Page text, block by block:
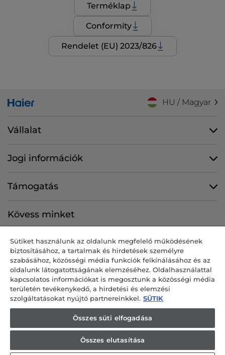
Terméklap
Conformity
Rendelet (EU) 2023/826
HU / Magyar
Vállalat
Jogi információk
Támogatás
Kövess minket
CANDY HOOVER GROUP S.r.I. egyszemélyes társaság – BEJEGYZETT
SZÉKHELY: Via Comolli, 57 – 20861 Brugherio (MB) – Olaszország –
BEJEGYZETT TELEPHELYEK: Via Privata Eden Fumagalli snc – 20861
Brugherio (MB) és Via Trento n. 20/A-22 – 20871 Vimercate (MB) –
tőke: 35 000 000 00 € teljes egészében befizetve – a Milan-Monza-
Brianza-Lodi cégjegyzékben szereplő adószám és nyilvántartási szám:
04666310158 – héaazonosító szám: 00786860965 – REA-szám: MB-
1033934 – engedély: IT AEOF 211870 – a Candy S.p.A. által irányított és
Sütiket használunk az oldalunk megfelelő működésének
biztosításához, a tartalmak és hirdetések személyre
szabásához, közösségi média funkciók felkínálásához és az
oldalunk látogatottságának elemzéséhez. Oldalhasználattal
kapcsolatos információkat is megosztunk a közösségi média
területén tevékenykedő, a hirdetési és elemzési
szolgáltatásokat nyújtó partnereinkkel. SÜTIK
Összes süti elfogadása
Összes elutasítása